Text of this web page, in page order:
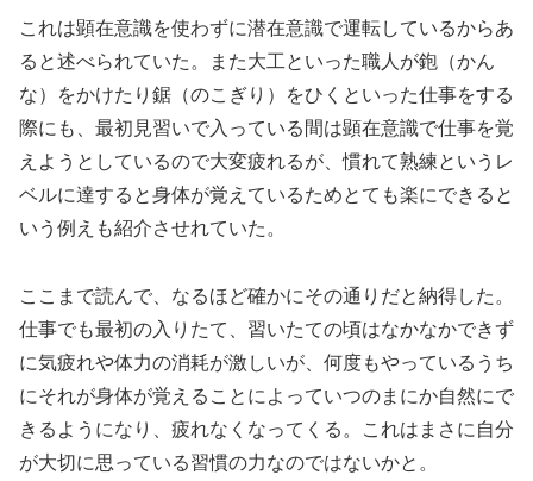
これは顕在意識を使わずに潜在意識で運転しているからあ
ると述べられていた。また大工といった職人が鉋（かん
な）をかけたり鋸（のこぎり）をひくといった仕事をする
際にも、最初見習いで入っている間は顕在意識で仕事を覚
えようとしているので大変疲れるが、慣れて熟練というレ
ベルに達すると身体が覚えているためとても楽にできると
いう例えも紹介させれていた。
ここまで読んで、なるほど確かにその通りだと納得した。
仕事でも最初の入りたて、習いたての頃はなかなかできず
に気疲れや体力の消耗が激しいが、何度もやっているうち
にそれが身体が覚えることによっていつのまにか自然にで
きるようになり、疲れなくなってくる。これはまさに自分
が大切に思っている習慣の力なのではないかと。